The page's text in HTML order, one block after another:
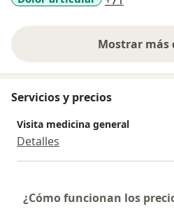
Mostrar más
Servicios y precios
Visita medicina general
Detalles
¿Cómo funcionan los